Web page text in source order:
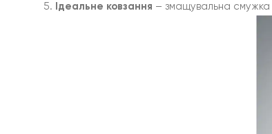
Ідеальне ковзання – змащувальна смужка